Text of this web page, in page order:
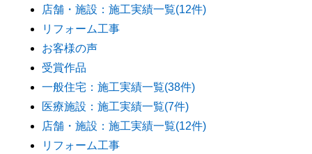
店舗・施設：施工実績一覧(12件)
リフォーム工事
お客様の声
受賞作品
一般住宅：施工実績一覧(38件)
医療施設：施工実績一覧(7件)
店舗・施設：施工実績一覧(12件)
リフォーム工事